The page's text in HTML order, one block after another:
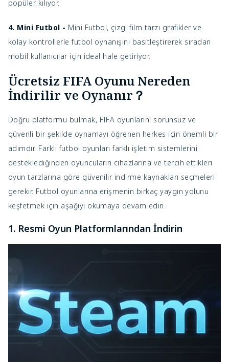
popüler kılıyor.
4. Mini Futbol - Mini Futbol, çizgi film tarzı grafikler ve
kolay kontrollerle futbol oynanışını basitleştirerek sıradan
mobil kullanıcılar için ideal hale getiriyor.
Ücretsiz FIFA Oyunu Nereden
İndirilir ve Oynanır？
Doğru platformu bulmak, FIFA oyunlarını sorunsuz ve
güvenli bir şekilde oynamayı öğrenen herkes için önemli bir
adımdır. Farklı futbol oyunları farklı işletim sistemlerini
desteklediğinden oyuncuların cihazlarına ve tercih ettikleri
oyun tarzlarına göre güvenilir indirme kaynakları seçmeleri
gerekir. Futbol oyunlarına erişmenin birkaç yaygın yolunu
keşfetmek için aşağıyı okumaya devam edin.
1. Resmi Oyun Platformlarından İndirin